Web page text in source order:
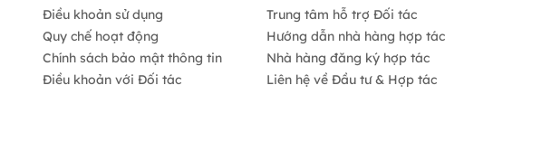
Điều khoản sử dụng
Quy chế hoạt động
Chính sách bảo mật thông tin
Điều khoản với Đối tác
Trung tâm hỗ trợ Đối tác
Hướng dẫn nhà hàng hợp tác
Nhà hàng đăng ký hợp tác
Liên hệ về Đầu tư & Hợp tác